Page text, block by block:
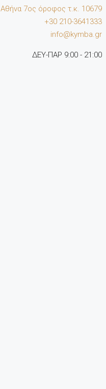
Αθήνα 7oς όροφος τ.κ. 10679
+30 210-3641333
info@kymba.gr
ΔΕΥ-ΠΑΡ 9:00 - 21:00